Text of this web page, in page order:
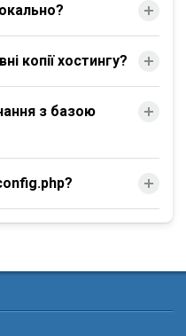
копії хостингу?
з базою